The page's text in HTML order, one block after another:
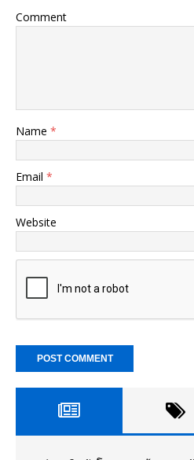
Comment
Name *
Email *
Website